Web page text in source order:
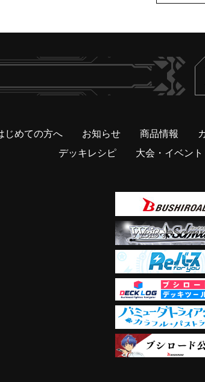
じめての方へ お知らせ 商品情報
デッキレシピ
大会・イベント